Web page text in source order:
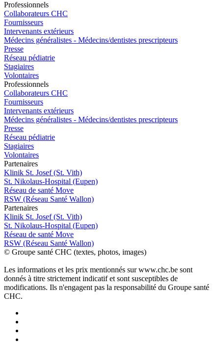
Professionnels
Collaborateurs CHC
Fournisseurs
Intervenants extérieurs
Médecins généralistes - Médecins/dentistes prescripteurs
Presse
Réseau pédiatrie
Stagiaires
Volontaires
Professionnels
Collaborateurs CHC
Fournisseurs
Intervenants extérieurs
Médecins généralistes - Médecins/dentistes prescripteurs
Presse
Réseau pédiatrie
Stagiaires
Volontaires
Partenaires
Klinik St. Josef (St. Vith)
St. Nikolaus-Hospital (Eupen)
Réseau de santé Move
RSW (Réseau Santé Wallon)
Partenaires
Klinik St. Josef (St. Vith)
St. Nikolaus-Hospital (Eupen)
Réseau de santé Move
RSW (Réseau Santé Wallon)
© Groupe santé CHC (textes, photos, images)
Les informations et les prix mentionnés sur www.chc.be sont
donnés à titre strictement indicatif et sont susceptibles de
modifications. Ils n'engagent pas la responsabilité du Groupe santé
CHC.